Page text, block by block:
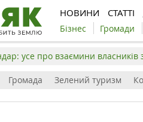
НОВИНИ СТАТТІ
Бізнес Громади
усе про взаємини власників
Громада Зелений туризм